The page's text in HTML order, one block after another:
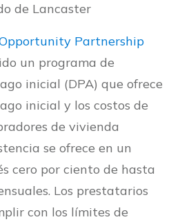
de Lancaster
Partnership
un programa de
inicial (DPA) que ofrece
inicial y los costos de
de vivienda
se ofrece en un
cero por ciento de hasta
Los prestatarios
con los límites de